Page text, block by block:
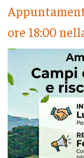
ore 18:00